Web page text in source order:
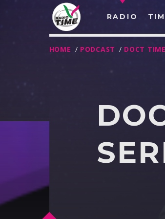
RADIO
HOME / PODCAST / DOCT TIME